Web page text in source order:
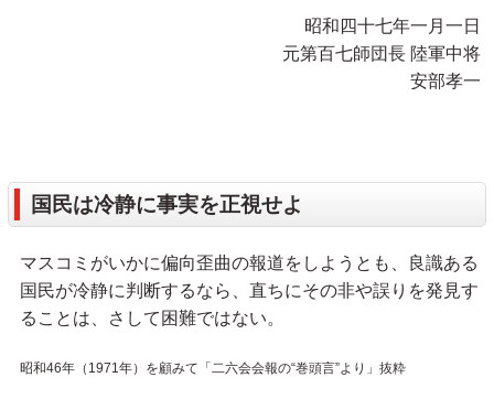
昭和四十七年一月一日
元第百七師団長 陸軍中将
安部孝一
国民は冷静に事実を正視せよ
マスコミがいかに偏向歪曲の報道をしようとも、良識ある
国民が冷静に判断するなら、直ちにその非や誤りを発見す
ることは、さして困難ではない。
昭和46年（1971年）を顧みて「二六会会報の“巻頭言”より」抜粋